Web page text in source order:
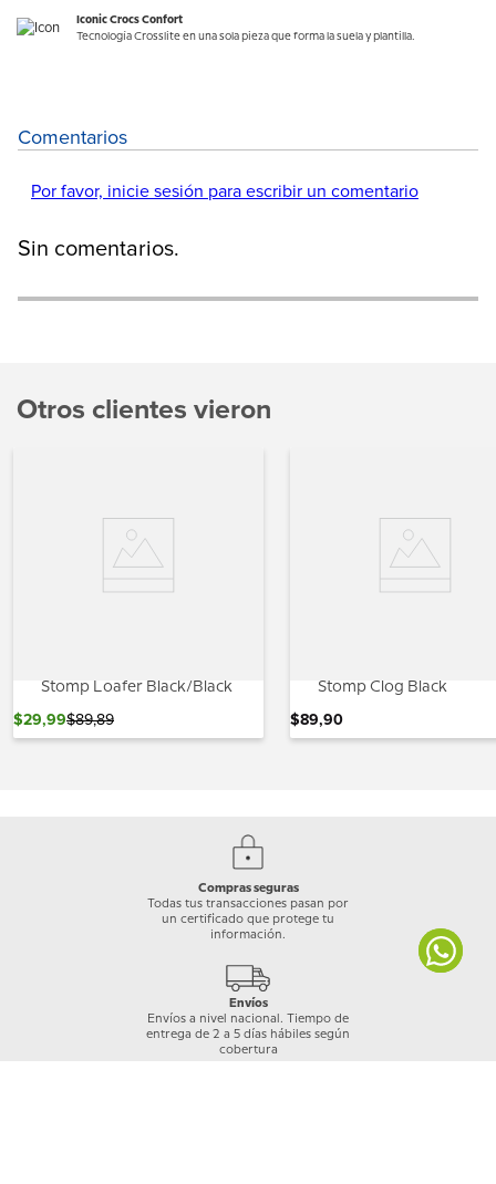
Iconic Crocs Confort
Tecnología Crosslite en una sola pieza que forma la suela y plantilla.
Comentarios
Por favor, inicie sesión para escribir un comentario
Sin comentarios.
Otros clientes vieron
Stomp Loafer Black/Black
$29,99$89,89
Stomp Clog Black
$89,90
Compras seguras
Todas tus transacciones pasan por
un certificado que protege tu
información.
Envíos
Envíos a nivel nacional. Tiempo de
entrega de 2 a 5 días hábiles según
cobertura